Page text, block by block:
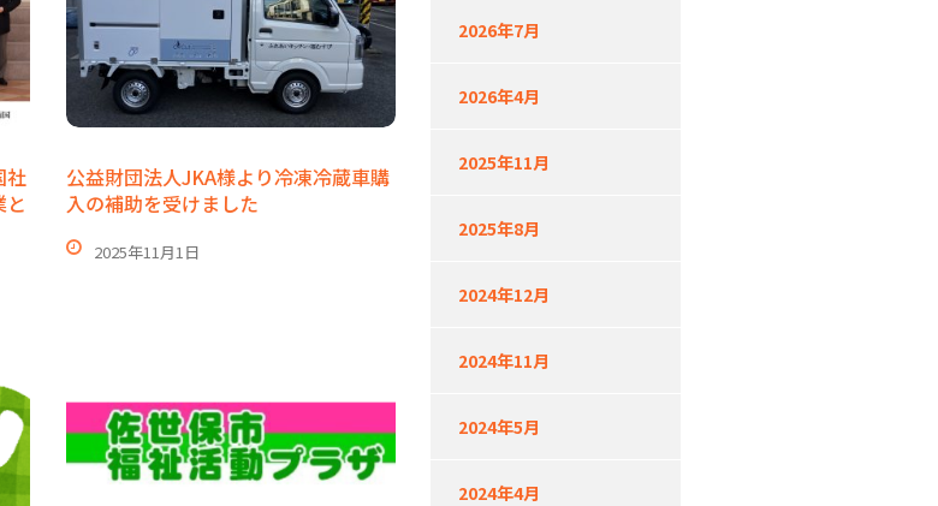
社
公益財団法人JKA様より冷凍冷蔵車購
入の補助を受けました
2025年11月1日
2026年7月
2026年4月
2025年11月
2025年8月
2024年12月
2024年11月
2024年5月
2024年4月